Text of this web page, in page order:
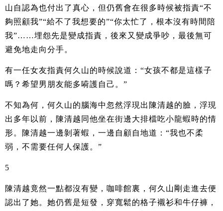
山自認為也付出了真心，但仍舊會在很多時候被指責“不
夠照顧我”“給不了我想要的”“你太忙了，根本沒有時間陪
我”……埋怨先是變成指責，後來又變成爭吵，最後無可
避免地走向分手。
有一任女友指責何久山的時候說道：“女孩不都是這樣子
嗎？希望男朋友能多嗬護自己。”
不知為何，何久山的腦海中忽然浮現出陳清越的臉，浮現
出多年以前，陳清越同他坐在街邊大排檔吃小龍蝦時的情
形。陳清越一邊剝著蝦，一邊自顧自地道：“我也不柔
弱，不需要任何人保護。”
5
陳清越竟然一點都沒有變，咖啡館裏，何久山剛走進去便
認出了她。她仍舊是短發，穿寬鬆的格子襯衫和牛仔褲，